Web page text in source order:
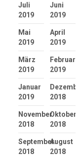
Juli
2019
Juni
2019
Mai
2019
April
2019
März
2019
Februar
2019
Januar
2019
2018
November
2018
Oktober
2018
September
2018
August
2018